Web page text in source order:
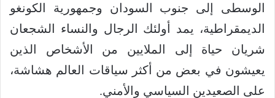
الوسطى إلى جنوب السودان وجمهورية الكونغو
الديمقراطية، يمد أولئك الرجال والنساء الشجعان
شريان حياة إلى الملايين من الأشخاص الذين
يعيشون في بعض من أكثر سياقات العالم هشاشة،
على الصعيدين السياسي والأمني.